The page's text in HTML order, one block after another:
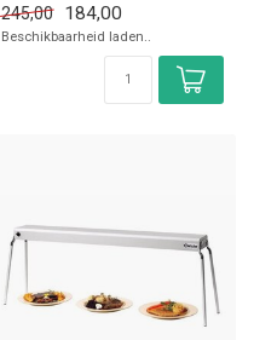
245,00
184,00
Beschikbaarheid laden..